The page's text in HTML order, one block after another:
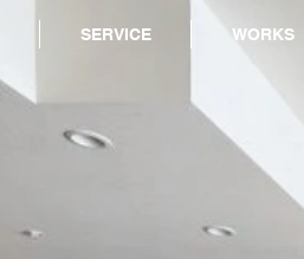
SERVICE WORKS